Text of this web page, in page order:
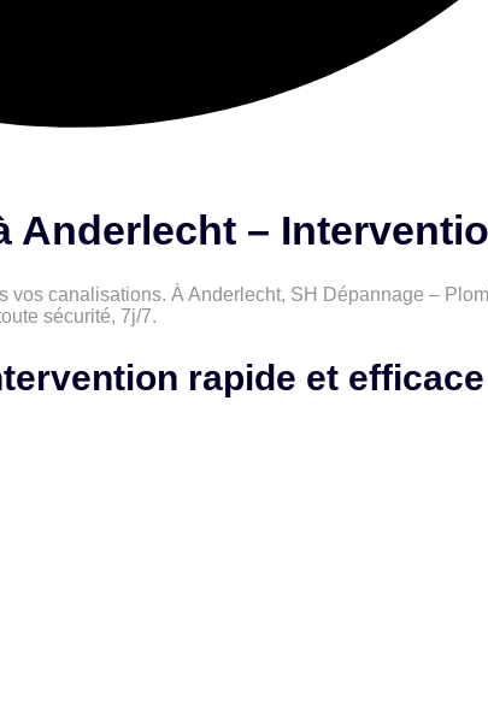
Anderlecht –
canalisations. À Anderlecht, SH Dépannage –
sécurité, 7j/7.
rapide et efficace